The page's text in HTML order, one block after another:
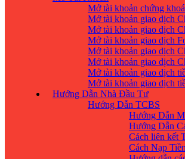
Mở tài khoản chứng
Mở tài khoản giao dịch
Mở tài khoản giao dịch
Mở tài khoản giao dịch
Mở tài khoản giao dịch
Mở tài khoản giao dịch
Mở tài khoản giao dịch
Mở tài khoản giao dịch
Hướng Dẫn Nhà Đầu Tư
Hướng Dẫn TCBS
Hướng Dẫn
Hướng Dẫn
Cách liên kết
Cách Nạp